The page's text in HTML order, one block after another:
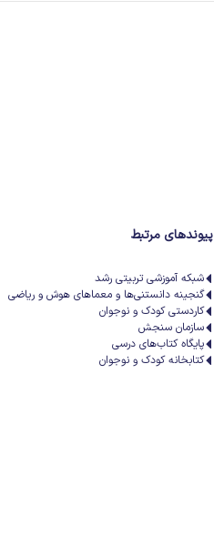
پیوندهای مرتبط
شبکه آموزشی تربیتی رشد
گنجینه دانستنی‌ها و معماهای هوش و ریاضی
کاردستی کودک و نوجوان
سازمان سنجش
پایگاه کتاب‌های درسی
کتابخانه کودک و نوجوان